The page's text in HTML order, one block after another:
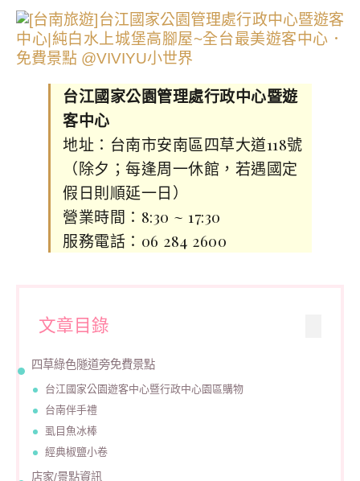
台江國家公園管理處行政中心暨遊
客中心
地址：台南市安南區四草大道118號
（除夕；每逢周一休館，若遇國定
假日則順延一日）
營業時間：8:30 ~ 17:30
服務電話：06 284 2600
文章目錄
四草綠色隧道旁免費景點
台江國家公園遊客中心暨行政中心園區購物
台南伴手禮
虱目魚冰棒
經典椒鹽小卷
店家/景點資訊